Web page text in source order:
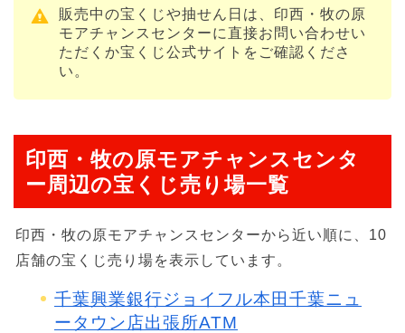
販売中の宝くじや抽せん日は、印西・牧の原
モアチャンスセンターに直接お問い合わせい
ただくか宝くじ公式サイトをご確認くださ
い。
印西・牧の原モアチャンスセンタ
ー周辺の宝くじ売り場一覧
印西・牧の原モアチャンスセンターから近い順に、10
店舗の宝くじ売り場を表示しています。
千葉興業銀行ジョイフル本田千葉ニュ
ータウン店出張所ATM